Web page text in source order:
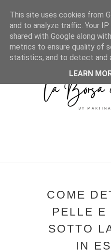
COME
PELLE E
SOTTO
IN
This site uses cookies from
and to analyze traffic. Your
shared with Google along
metrics to ensure quality of
statistics, and to detect and
LEARN